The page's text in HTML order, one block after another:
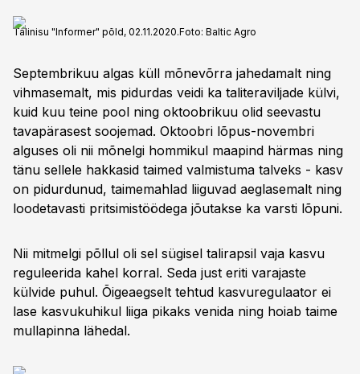
Talinisu "Informer" põld, 02.11.2020.Foto: Baltic Agro
Septembrikuu algas küll mõnevõrra jahedamalt ning
vihmasemalt, mis pidurdas veidi ka taliteraviljade külvi,
kuid kuu teine pool ning oktoobrikuu olid seevastu
tavapärasest soojemad. Oktoobri lõpus-novembri
alguses oli nii mõnelgi hommikul maapind härmas ning
tänu sellele hakkasid taimed valmistuma talveks - kasv
on pidurdunud, taimemahlad liiguvad aeglasemalt ning
loodetavasti pritsimistöödega jõutakse ka varsti lõpuni.
Nii mitmelgi põllul oli sel sügisel talirapsil vaja kasvu
reguleerida kahel korral. Seda just eriti varajaste
külvide puhul. Õigeaegselt tehtud kasvuregulaator ei
lase kasvukuhikul liiga pikaks venida ning hoiab taime
mullapinna lähedal.